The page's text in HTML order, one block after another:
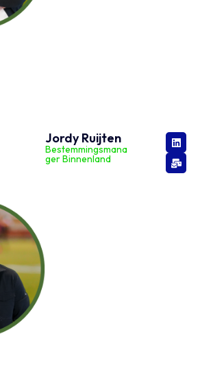
Jordy Ruijten
Bestemmingsmana
ger Binnenland